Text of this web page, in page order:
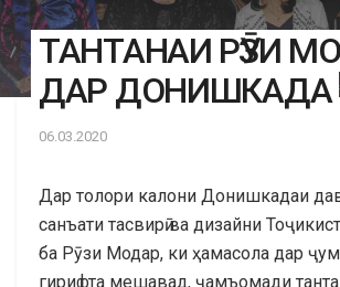
ТАНТАНАИ РӮЗИ
ДАР ДОНИШКАДА
06.03.2020
Дар толори калони Донишкадаи
санъати тасвирӣ ва дизайни
ба Рӯзи Модар, ки ҳамасола дар
гирифта мешавад, ҷамъомади